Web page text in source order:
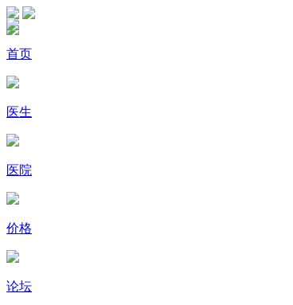
首页
医生
医院
价格
论坛